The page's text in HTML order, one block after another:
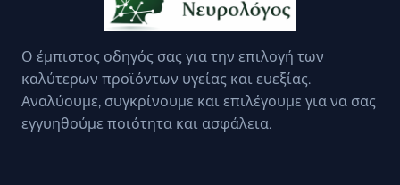
Ο έμπιστος οδηγός σας για την επιλογή των
καλύτερων προϊόντων υγείας και ευεξίας.
Αναλύουμε, συγκρίνουμε και επιλέγουμε για να σας
εγγυηθούμε ποιότητα και ασφάλεια.